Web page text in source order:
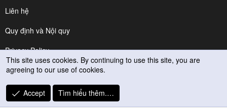
Liên hệ
Quy định và Nội quy
Privacy Policy
Trợ giúp
R
S